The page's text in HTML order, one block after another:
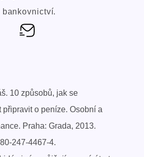
bankovnictví.
10 způsobů, jak se
připravit o peníze. Osobní a
Praha: Grada, 2013.
247-4467-4.